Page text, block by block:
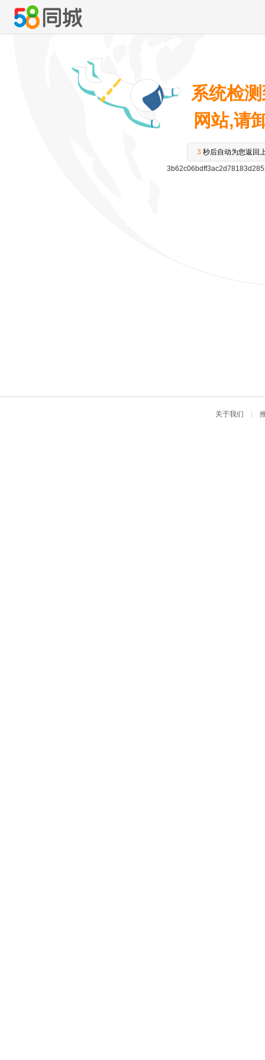
系统检
网站,请
3 秒后自动为您返回
关于我们